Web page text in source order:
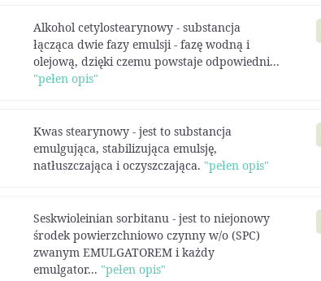
Alkohol cetylostearynowy - substancja
łącząca dwie fazy emulsji - fazę wodną i
olejową, dzięki czemu powstaje odpowiedni...
"pełen opis"
Kwas stearynowy - jest to substancja
emulgująca, stabilizująca emulsję,
natłuszczająca i oczyszczająca. "pełen opis"
Seskwioleinian sorbitanu - jest to niejonowy
środek powierzchniowo czynny w/o (SPC)
zwanym EMULGATOREM i każdy
emulgator... "pełen opis"